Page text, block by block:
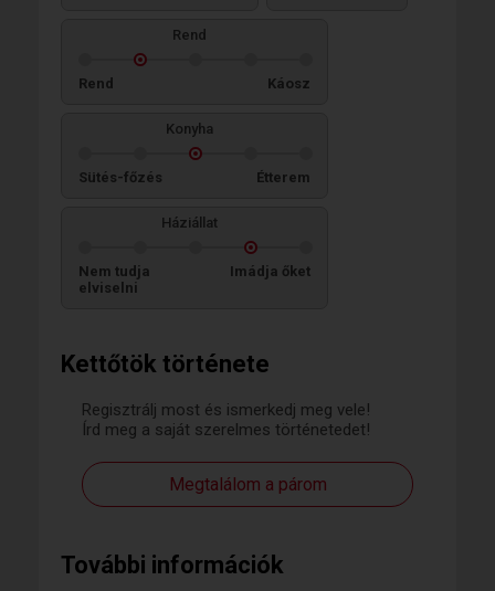
Kettőtök története
Regisztrálj most és ismerkedj meg vele!
Írd meg a saját szerelmes történetedet!
Megtalálom a párom
További információk
Rend
Rend Káosz
Konyha
Sütés-főzés Étterem
Háziállat
Nem tudja
elviselni
Imádja őket